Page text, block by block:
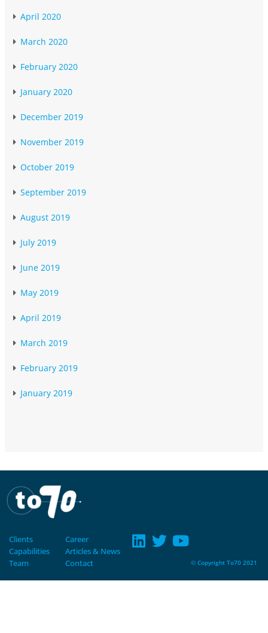
April 2020
March 2020
February 2020
January 2020
December 2019
November 2019
October 2019
September 2019
August 2019
July 2019
June 2019
May 2019
April 2019
March 2019
February 2019
January 2019
Clients
Capabilities
Team
Career
Articles & News
Contact
© Copyright To70 2021